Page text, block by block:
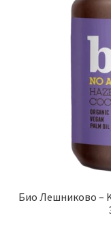
Био Лешниково –